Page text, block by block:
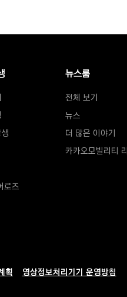
로즈
뉴스룸
뉴스룸
전체 보기
뉴스
더 많은 이야기
카카오모빌리티
획 영상정보처리기기 운영방침